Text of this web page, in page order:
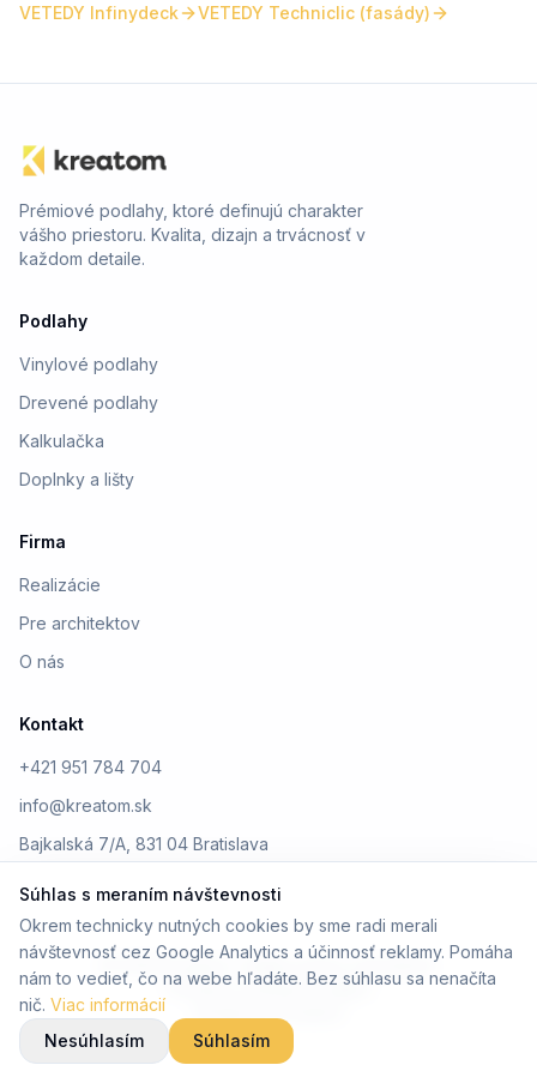
VETEDY Infinydeck
VETEDY Techniclic (fasády)
Prémiové podlahy, ktoré definujú charakter
vášho priestoru. Kvalita, dizajn a trvácnosť v
každom detaile.
Podlahy
Vinylové podlahy
Drevené podlahy
Kalkulačka
Doplnky a lišty
Firma
Realizácie
Pre architektov
O nás
Kontakt
+421 951 784 704
info@kreatom.sk
Bajkalská 7/A, 831 04 Bratislava
© 2026 Kreatom. Všetky práva vyhradené.
Ochrana osobných údajov
Súhlas s meraním návštevnosti
Okrem technicky nutných cookies by sme radi merali
návštevnosť cez Google Analytics a účinnosť reklamy. Pomáha
nám to vedieť, čo na webe hľadáte. Bez súhlasu sa nenačíta
nič. Viac informácií
Nesúhlasím
Súhlasím